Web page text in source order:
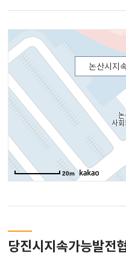
논산시지
20m
당진시지속가능발전